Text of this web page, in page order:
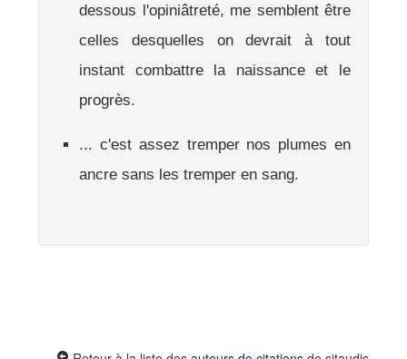
dessous l'opiniâtreté, me semblent être
celles desquelles on devrait à tout
instant combattre la naissance et le
progrès.
... c'est assez tremper nos plumes en
ancre sans les tremper en sang.